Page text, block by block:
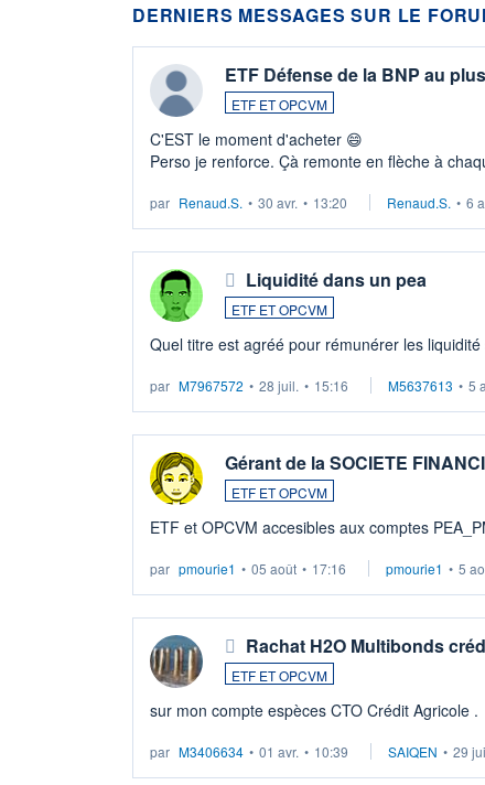
DERNIERS MESSAGES SUR LE
ETF Défense de la BNP au
ETF ET OPCVM
C'EST le moment d'acheter 😄​
Perso je renforce. Çà remonte en flèche à
par Renaud.S. • 30 avr. • 13:20 Renaud.S. • 6
Liquidité dans un pea
ETF ET OPCVM
Quel titre est agréé pour rémunérer les
par M7967572 • 28 juil. • 15:16 M5637613 • 5
Gérant de la SOCIETE
ETF ET OPCVM
ETF et OPCVM accesibles aux comptes
par pmourie1 • 05 août • 17:16 pmourie1 • 5
Rachat H2O Multibonds
ETF ET OPCVM
sur mon compte espèces CTO Crédit Agricole .
par M3406634 • 01 avr. • 10:39 SAIQEN • 29